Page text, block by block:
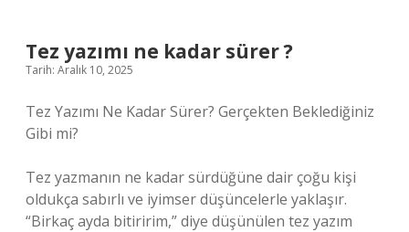
Tez yazımı ne kadar sürer ?
Tarih: Aralık 10, 2025
Tez Yazımı Ne Kadar Sürer? Gerçekten Beklediğiniz
Gibi mi?
Tez yazmanın ne kadar sürdüğüne dair çoğu kişi
oldukça sabırlı ve iyimser düşüncelerle yaklaşır.
“Birkaç ayda bitiririm,” diye düşünülen tez yazım